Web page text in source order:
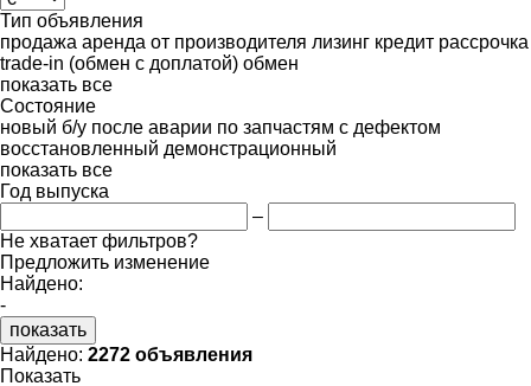
Тип объявления
продажа аренда от производителя лизинг кредит рассрочка
trade-in (обмен с доплатой) обмен
показать все
Состояние
новый б/у после аварии по запчастям с дефектом
восстановленный демонстрационный
показать все
Год выпуска
–
Не хватает фильтров?
Предложить изменение
Найдено:
-
показать
Найдено: 2272 объявления
Показать